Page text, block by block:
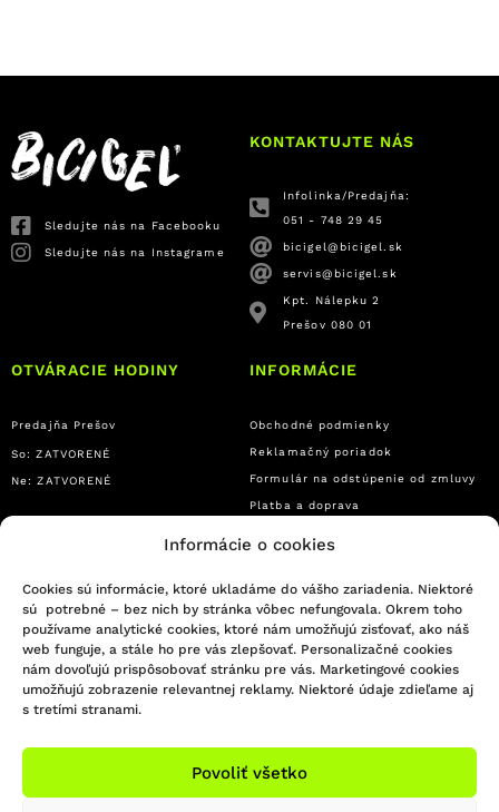
Informácie o cookies
Cookies sú informácie, ktoré ukladáme do vášho zariadenia. Niektoré
sú potrebné – bez nich by stránka vôbec nefungovala. Okrem toho
používame analytické cookies, ktoré nám umožňujú zisťovať, ako náš
web funguje, a stále ho pre vás zlepšovať. Personalizačné cookies
nám dovoľujú prispôsobovať stránku pre vás. Marketingové cookies
umožňujú zobrazenie relevantnej reklamy. Niektoré údaje zdieľame aj
s tretími stranami.
Povoliť všetko
Sledujte nás na Facebooku
Sledujte nás na Instagrame
KONTAKTUJTE NÁS
Infolinka/Predajňa:
051 - 748 29 45
bicigel@bicigel.sk
servis@bicigel.sk
Kpt. Nálepku 2
Prešov 080 01
OTVÁRACIE HODINY
Predajňa Prešov
So: ZATVORENÉ
Ne: ZATVORENÉ
INFORMÁCIE
Obchodné podmienky
Reklamačný poriadok
Formulár na odstúpenie od zmluvy
Platba a doprava
© 2021 DSGN union